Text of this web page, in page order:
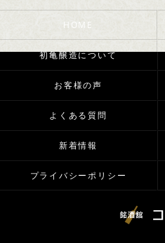
HOME
初亀醸造について
お客様の声
よくある質問
新着情報
プライバシーポリシー